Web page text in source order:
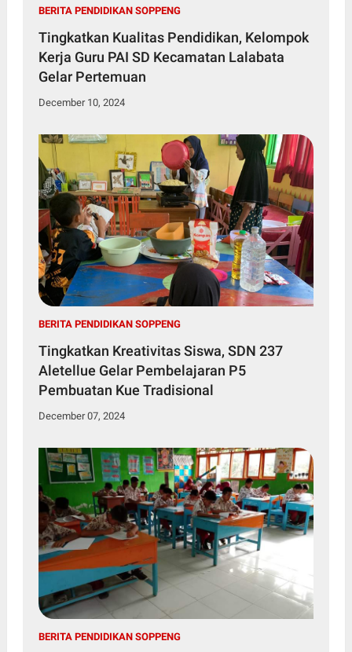
BERITA PENDIDIKAN SOPPENG
Tingkatkan Kualitas Pendidikan, Kelompok
Kerja Guru PAI SD Kecamatan Lalabata
Gelar Pertemuan
December 10, 2024
BERITA PENDIDIKAN SOPPENG
Tingkatkan Kreativitas Siswa, SDN 237
Aletellue Gelar Pembelajaran P5
Pembuatan Kue Tradisional
December 07, 2024
BERITA PENDIDIKAN SOPPENG